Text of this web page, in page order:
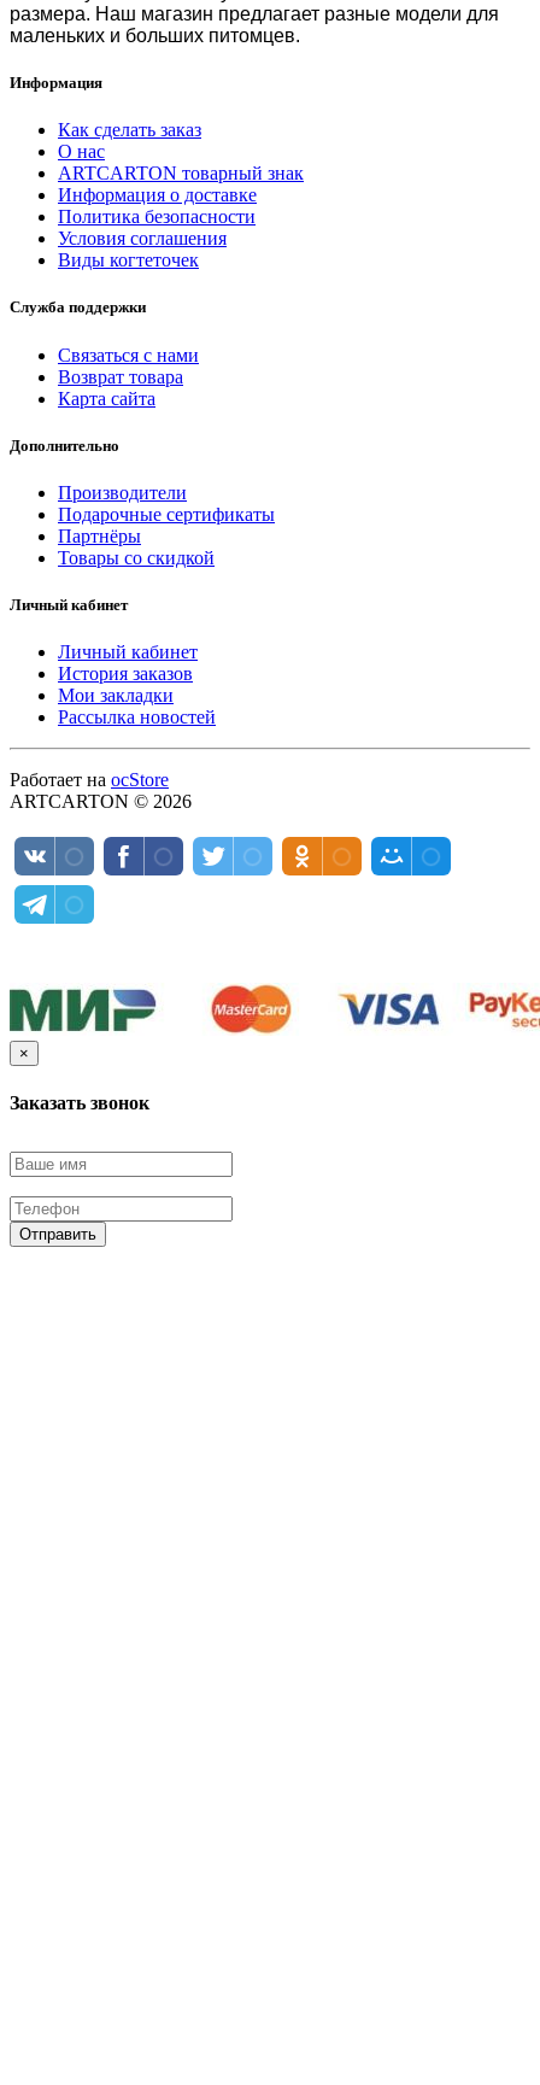
размера. Наш магазин предлагает разные модели для
маленьких и больших питомцев.
Информация
Как сделать заказ
О нас
ARTCARTON товарный знак
Информация о доставке
Политика безопасности
Условия соглашения
Виды когтеточек
Служба поддержки
Связаться с нами
Возврат товара
Карта сайта
Дополнительно
Производители
Подарочные сертификаты
Партнёры
Товары со скидкой
Личный кабинет
Личный кабинет
История заказов
Мои закладки
Рассылка новостей
Работает на ocStore
ARTCARTON © 2026
×
Заказать звонок
Отправить